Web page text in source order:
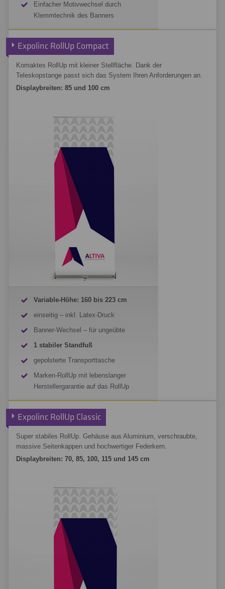
Einfacher Motivwechsel durch
Klemmtechnik des Banners
RollUp Omnia x-change kalkulieren
Expolinc RollUp Compact
Komaktes RollUp mit kleiner Stellfläche. Dank der
Teleskopstange passt sich das System Ihren Anforderungen an.
Displaybreiten: 85 und 100 cm
Variable-Höhe: 160 bis 223 cm
einseitig – inkl. Latex-Druck
Banner-Wechsel – für ungeübte
1 stabiler Standfuß
gepolsterte Transporttasche
Marken-RollUp mit lebenslanger
Herstellergarantie auf das RollUp
Expolinc RollUp Compact kalkulieren
Expolinc RollUp Classic
Super stabiles RollUp. Gehäuse aus Aluminium, verschraubte,
massive Seitenkappen und hochwertiger Federkern.
Displaybreiten: 70, 85, 100, 115 und 145 cm